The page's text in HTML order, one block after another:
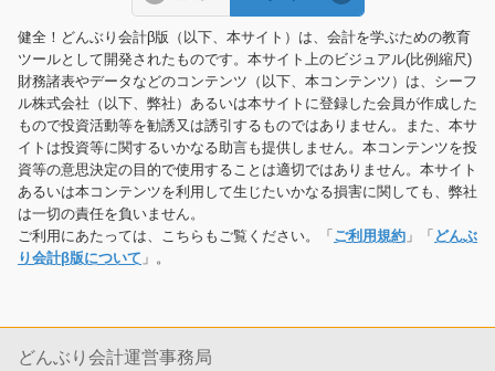
健全！どんぶり会計β版（以下、本サイト）は、会計を学ぶための教育
ツールとして開発されたものです。本サイト上のビジュアル(比例縮尺)
財務諸表やデータなどのコンテンツ（以下、本コンテンツ）は、シーフ
ル株式会社（以下、弊社）あるいは本サイトに登録した会員が作成した
もので投資活動等を勧誘又は誘引するものではありません。また、本サ
イトは投資等に関するいかなる助言も提供しません。本コンテンツを投
資等の意思決定の目的で使用することは適切ではありません。本サイト
あるいは本コンテンツを利用して生じたいかなる損害に関しても、弊社
は一切の責任を負いません。
ご利用にあたっては、こちらもご覧ください。「 ご利用規約 」「 どんぶ
り会計β版について 」。
どんぶり会計運営事務局